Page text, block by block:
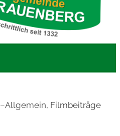
–Allgemein, Filmbeiträge